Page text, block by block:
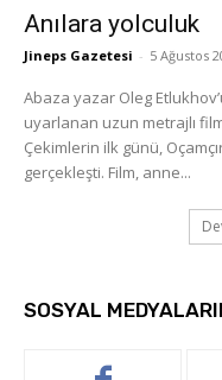
Anılara yolculuk
Jineps Gazetesi - 5 Ağustos
Abaza yazar Oleg
uyarlanan uzun metrajlı
Çekimlerin ilk günü,
gerçekleşti. Film, anne...
SOSYAL